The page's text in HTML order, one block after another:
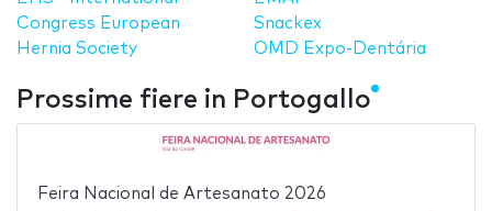
Congress European
Hernia Society
Snackex
OMD Expo-Dentária
Prossime fiere in Portogallo
Feira Nacional de Artesanato 2026